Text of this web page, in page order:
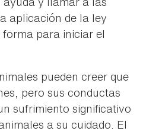
aplicación de la ley
para iniciar el
pueden creer que
pero sus conductas
sufrimiento significativo
a su cuidado. El